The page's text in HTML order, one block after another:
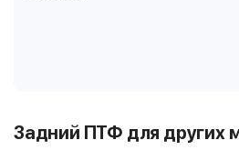
Задний ПТФ для других